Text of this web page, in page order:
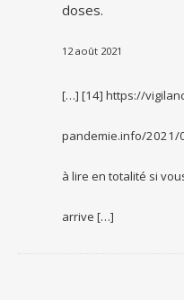
doses.
12 août 2021
[…] [14] https://
pandemie.info/2021/
à lire en totalité si
arrive […]